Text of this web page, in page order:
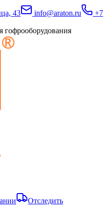
43 info@araton.ru
+7
гофрооборудования
Отследить